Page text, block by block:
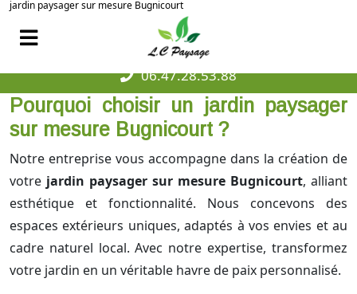
jardin paysager sur mesure Bugnicourt
06.47.28.53.88
Pourquoi choisir un jardin paysager
sur mesure Bugnicourt ?
Notre entreprise vous accompagne dans la création de
votre jardin paysager sur mesure Bugnicourt, alliant
esthétique et fonctionnalité. Nous concevons des
espaces extérieurs uniques, adaptés à vos envies et au
cadre naturel local. Avec notre expertise, transformez
votre jardin en un véritable havre de paix personnalisé.